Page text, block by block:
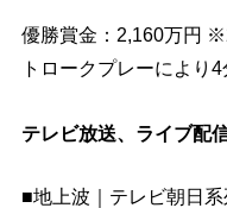
優勝賞金：2,160万円
トロークプレーにより
テレビ放送、ライブ配
■地上波｜テレビ朝日